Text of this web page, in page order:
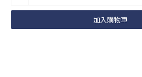
加入購物車